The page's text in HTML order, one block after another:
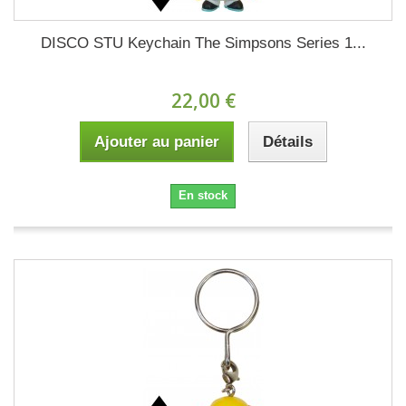
DISCO STU Keychain The Simpsons Series 1...
22,00 €
Ajouter au panier Détails
En stock